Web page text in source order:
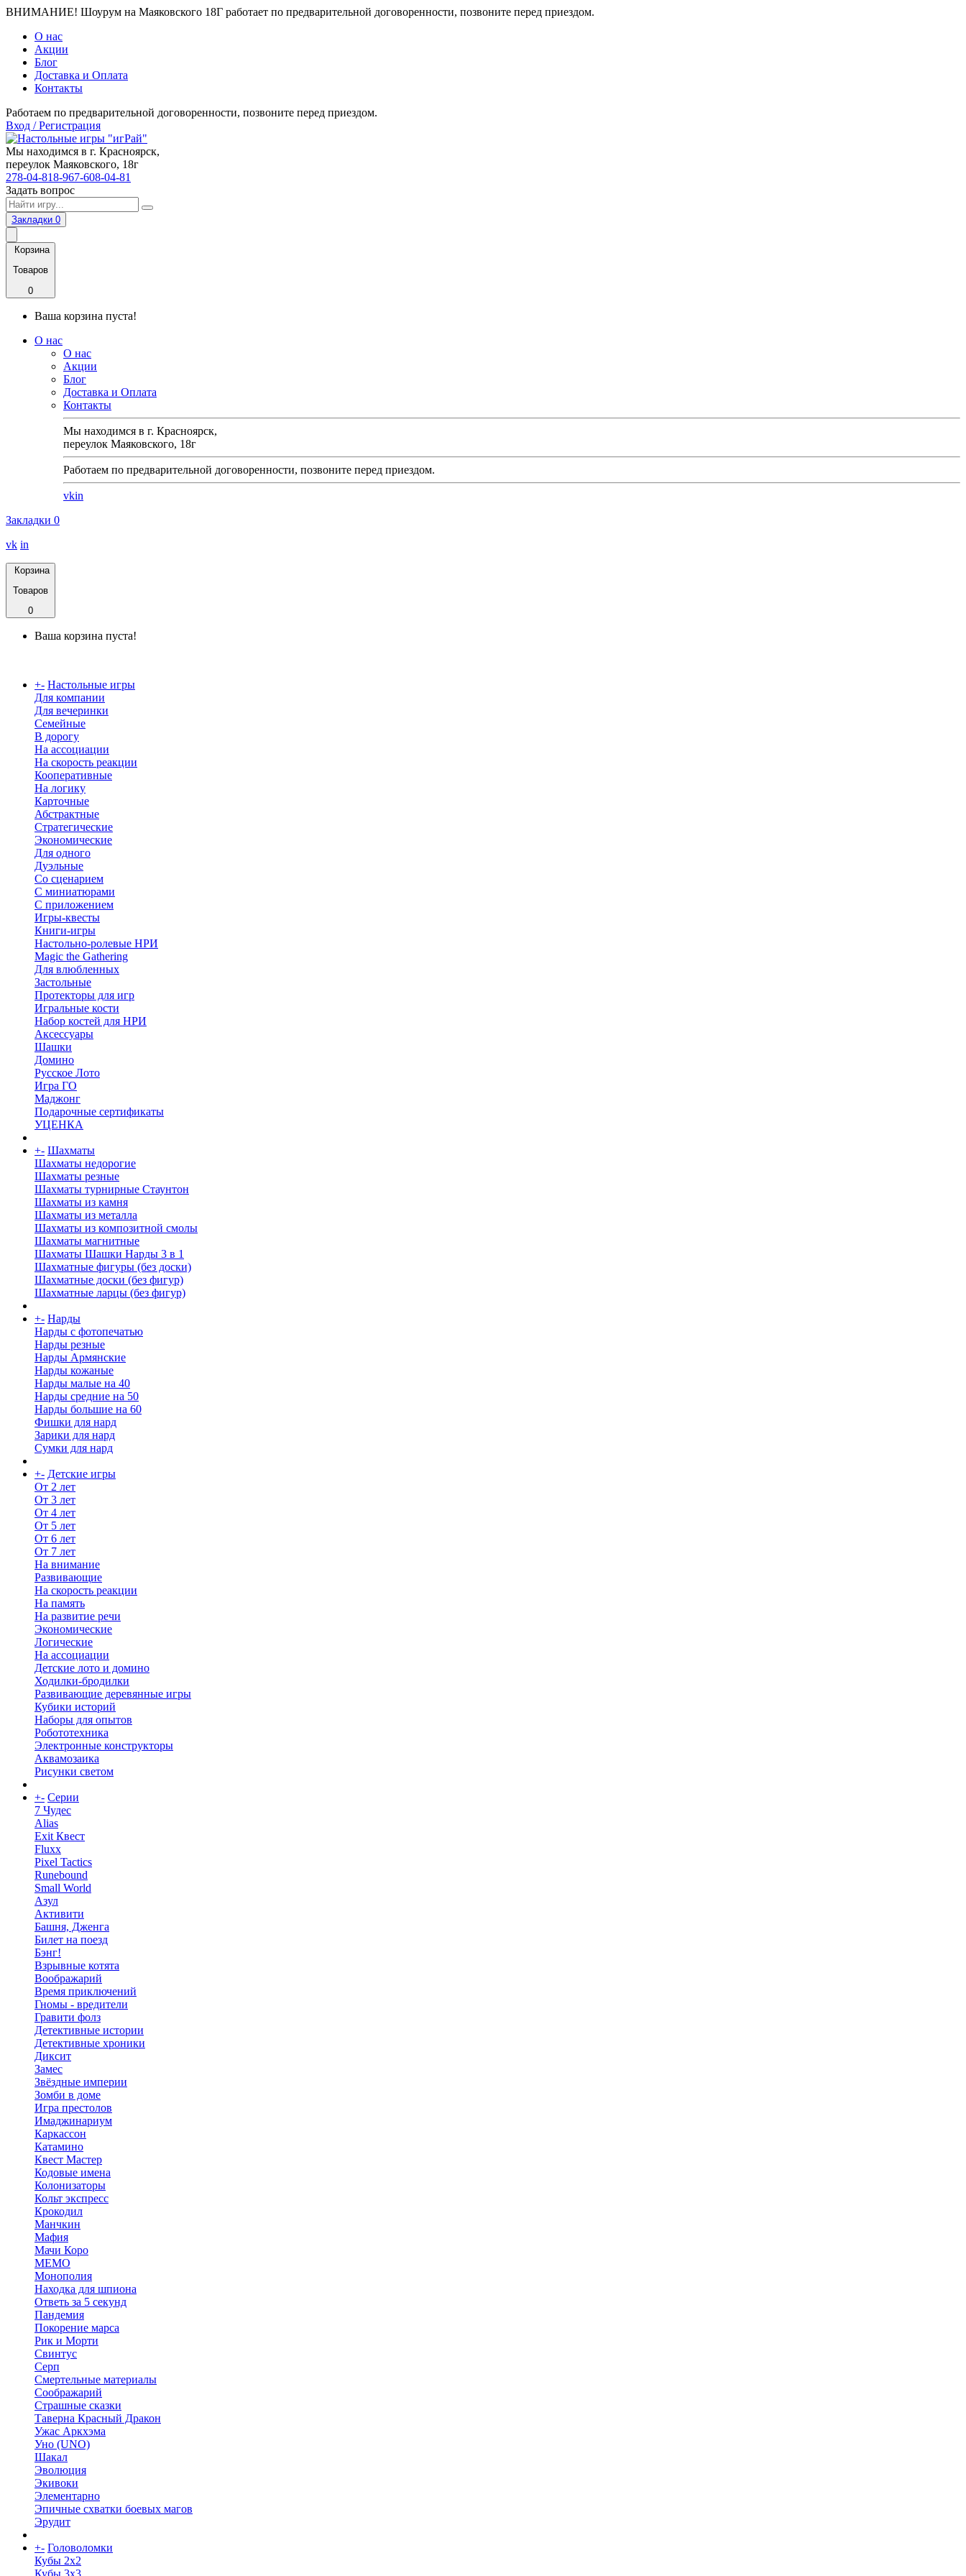
ВНИМАНИЕ! Шоурум на Маяковского 18Г работает по предварительной договоренности, позвоните перед приездом.
О нас
Акции
Блог
Доставка и Оплата
Контакты
Работаем по предварительной договоренности, позвоните перед приездом.
Вход / Регистрация
Мы находимся в г. Красноярск,
переулок Маяковского, 18г
278-04-818-967-608-04-81
Задать вопрос
Закладки 0
Корзина
Товаров
0
Ваша корзина пуста!
О нас
О нас
Акции
Блог
Доставка и Оплата
Контакты
Мы находимся в г. Красноярск,
переулок Маяковского, 18г
Работаем по предварительной договоренности, позвоните перед приездом.
vkin
Закладки 0
vk in
Корзина
Товаров
0
Ваша корзина пуста!
+- Настольные игры
Для компании
Для вечеринки
Семейные
В дорогу
На ассоциации
На скорость реакции
Кооперативные
На логику
Карточные
Абстрактные
Стратегические
Экономические
Для одного
Дуэльные
Со сценарием
С миниатюрами
С приложением
Игры-квесты
Книги-игры
Настольно-ролевые НРИ
Magic the Gathering
Для влюбленных
Застольные
Протекторы для игр
Игральные кости
Набор костей для НРИ
Аксессуары
Шашки
Домино
Русское Лото
Игра ГО
Маджонг
Подарочные сертификаты
УЦЕНКА
+- Шахматы
Шахматы недорогие
Шахматы резные
Шахматы турнирные Стаунтон
Шахматы из камня
Шахматы из металла
Шахматы из композитной смолы
Шахматы магнитные
Шахматы Шашки Нарды 3 в 1
Шахматные фигуры (без доски)
Шахматные доски (без фигур)
Шахматные ларцы (без фигур)
+- Нарды
Нарды с фотопечатью
Нарды резные
Нарды Армянские
Нарды кожаные
Нарды малые на 40
Нарды средние на 50
Нарды большие на 60
Фишки для нард
Зарики для нард
Сумки для нард
+- Детские игры
От 2 лет
От 3 лет
От 4 лет
От 5 лет
От 6 лет
От 7 лет
На внимание
Развивающие
На скорость реакции
На память
На развитие речи
Экономические
Логические
На ассоциации
Детские лото и домино
Ходилки-бродилки
Развивающие деревянные игры
Кубики историй
Наборы для опытов
Робототехника
Электронные конструкторы
Аквамозаика
Рисунки светом
+- Серии
7 Чудес
Alias
Exit Квест
Fluxx
Pixel Tactics
Runebound
Small World
Азул
Активити
Башня, Дженга
Билет на поезд
Бэнг!
Взрывные котята
Воображарий
Время приключений
Гномы - вредители
Гравити фолз
Детективные истории
Детективные хроники
Диксит
Замес
Звёздные империи
Зомби в доме
Игра престолов
Имаджинариум
Каркассон
Катамино
Квест Мастер
Кодовые имена
Колонизаторы
Кольт экспресс
Крокодил
Манчкин
Мафия
Мачи Коро
МЕМО
Монополия
Находка для шпиона
Ответь за 5 секунд
Пандемия
Покорение марса
Рик и Морти
Свинтус
Серп
Смертельные материалы
Соображарий
Страшные сказки
Таверна Красный Дракон
Ужас Аркхэма
Уно (UNO)
Шакал
Эволюция
Экивоки
Элементарно
Эпичные схватки боевых магов
Эрудит
+- Головоломки
Кубы 2х2